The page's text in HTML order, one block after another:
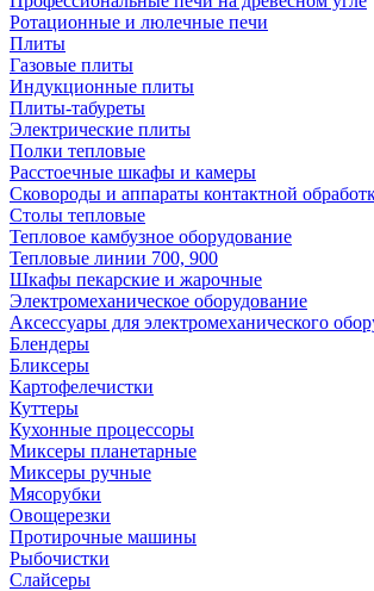
Ротационные и люлечные печи
Плиты
Газовые плиты
Индукционные плиты
Плиты-табуреты
Электрические плиты
Полки тепловые
Расстоечные шкафы и камеры
Сковороды и аппараты контактной
Столы тепловые
Тепловое камбузное оборудование
Тепловые линии 700, 900
Шкафы пекарские и жарочные
Электромеханическое оборудование
Аксессуары для электромеханического
Блендеры
Бликсеры
Картофелечистки
Куттеры
Кухонные процессоры
Миксеры планетарные
Миксеры ручные
Мясорубки
Овощерезки
Протирочные машины
Рыбочистки
Слайсеры